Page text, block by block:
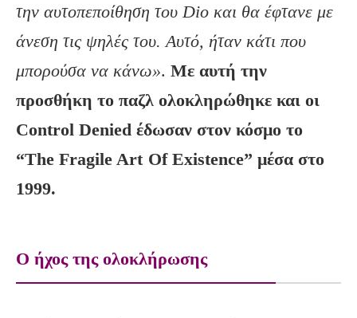
την αυτοπεποίθηση του Dio και θα έφτανε με
άνεση τις ψηλές του. Αυτό, ήταν κάτι που
μπορούσα να κάνω». Με αυτή την
προσθήκη το παζλ ολοκληρώθηκε και οι
Control Denied έδωσαν στον κόσμο το
“The Fragile Art OfExistence” μέσα στο
1999.
Ο ήχος της ολοκλήρωσης